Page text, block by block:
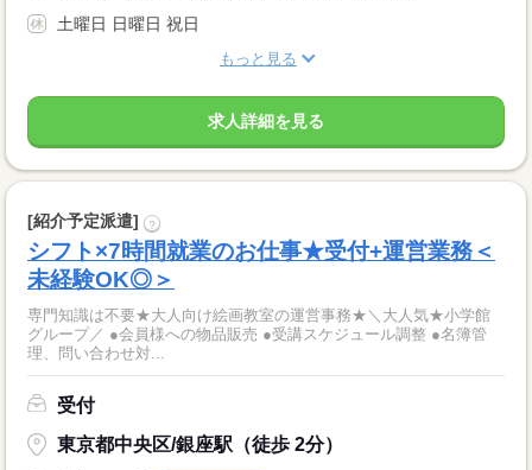
土曜日 日曜日 祝日
もっと見る
求人詳細を見る
[紹介予定派遣] ?
シフト×7時間就業のお仕事★受付+運営業務＜
未経験OK◎＞
専門知識は不要★大人向け絵画教室の運営事務★＼大人気★小学館
グループ／ ●会員様への物品販売 ●受講スケジュール調整 ●名簿管
理、問い合わせ対...
受付
東京都中央区/銀座駅（徒歩 2分）